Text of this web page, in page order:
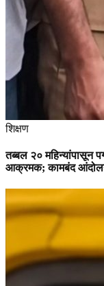
शिक्षण
तब्बल २० महिन्यांपासून
आक्रमक; कामबंद